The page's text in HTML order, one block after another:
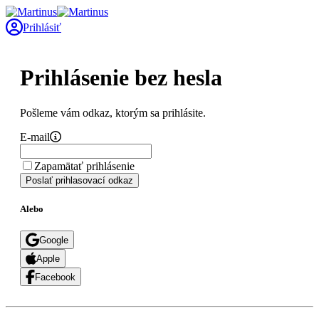
Prihlásiť
Prihlásenie bez hesla
Pošleme vám odkaz, ktorým sa prihlásite.
E-mail
Zapamätať prihlásenie
Poslať prihlasovací odkaz
Alebo
Google
Apple
Facebook